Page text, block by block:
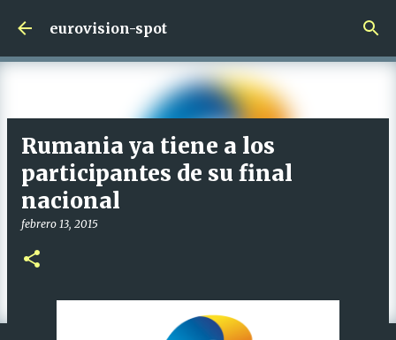
Ir al contenido principal
eurovision-spot
Rumania ya tiene a los
participantes de su final
nacional
febrero 13, 2015